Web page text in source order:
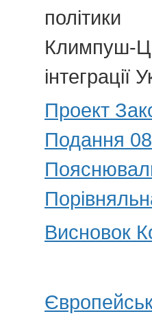
політики
Климпуш-
Проект
Подання
Висновок